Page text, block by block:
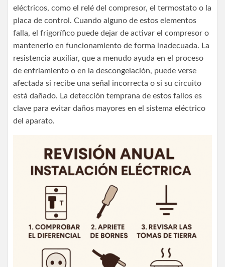
eléctricos, como el relé del compresor, el termostato o la
placa de control. Cuando alguno de estos elementos
falla, el frigorífico puede dejar de activar el compresor o
mantenerlo en funcionamiento de forma inadecuada. La
resistencia auxiliar, que a menudo ayuda en el proceso
de enfriamiento o en la descongelación, puede verse
afectada si recibe una señal incorrecta o si su circuito
está dañado. La detección temprana de estos fallos es
clave para evitar daños mayores en el sistema eléctrico
del aparato.